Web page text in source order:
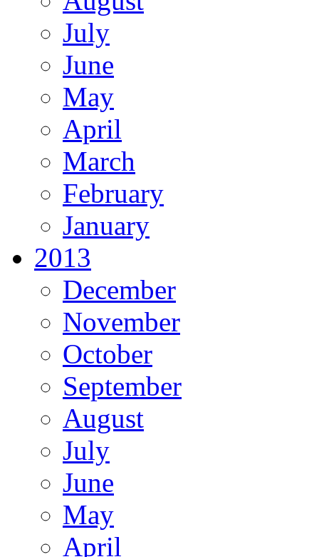
July
June
May
April
March
February
January
2013
December
November
October
September
August
July
June
May
April